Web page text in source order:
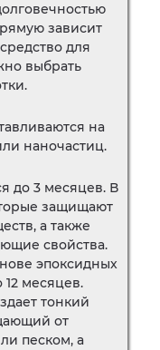
зависит
для
выбрать
на
наночастиц.
до 3 месяцев. В
защищают
а также
свойства.
эпоксидных
12 месяцев.
тонкий
от
песком, а